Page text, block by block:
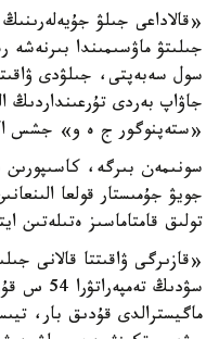
«قالاداعى جىلۋ
جىلىتۋ ماۋسىمىندا بىرنەشە
سول سەبەپتى، جىلۋدى
جاۋاپ بەردى تۇرعىنداردىڭ
«ستەپنوگور ج ە و» جشس
سونىمەن بىرگە، كاسىپورىن
جويۋ جۇمىستار قولعا
تولىق قامتاماسىز ەتىلەتىن
«قازىرگى ۋاقىتتا قالانى
ماگيسترالدى قۇدىق بار،